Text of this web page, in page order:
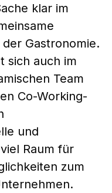
klar im
Gastronomie.
sich auch im
Team
Co-Working-
und
Raum für
zum